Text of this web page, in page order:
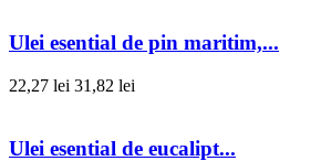
Ulei esential de pin maritim,...
22,27 lei 31,82 lei
Ulei esential de eucalipt...